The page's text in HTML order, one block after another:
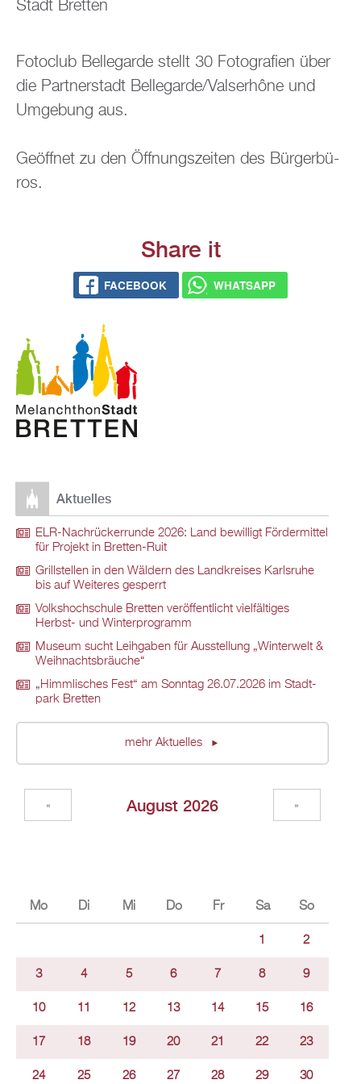
Stadt Brett­en
Fo­to­club Bel­le­gar­de stellt 30 Fo­to­gra­fi­en über
die Part­ner­stadt Bel­le­gar­de/Vals­er­hô­ne und
Um­ge­bung aus.
Ge­öff­net zu den Öff­nungs­zei­ten des Bür­ger­bü­
ros.
Share it
FACE­BOOK WHATS­APP
Ak­tu­el­les
ELR-Nach­rü­ck­er­run­de 2026: Land be­wil­ligt För­der­mit­tel
für Pro­jekt in Brett­en-Ruit
Grill­stel­len in den Wäl­dern des Land­krei­ses Karls­ru­he
bis auf Wei­te­res ge­sperrt
Volks­hoch­schu­le Brett­en ver­öf­fent­licht viel­fäl­ti­ges
Herbst- und Win­ter­pro­gramm
Mu­se­um sucht Leih­ga­ben für Aus­stel­lung „Win­ter­welt &
Weih­nachts­bräu­che“
„Himm­li­sches Fest“ am Sonn­tag 26.07.2026 im Stadt­
park Brett­en
mehr Ak­tu­el­les
Au­gust 2026
« »
Mo Di Mi Do Fr Sa So
1 2
3 4 5 6 7 8 9
10 11 12 13 14 15 16
17 18 19 20 21 22 23
24 25 26 27 28 29 30